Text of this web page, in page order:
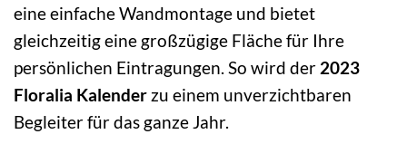
eine einfache Wandmontage und bietet
gleichzeitig eine großzügige Fläche für Ihre
persönlichen Eintragungen. So wird der 2023
Floralia Kalender zu einem unverzichtbaren
Begleiter für das ganze Jahr.